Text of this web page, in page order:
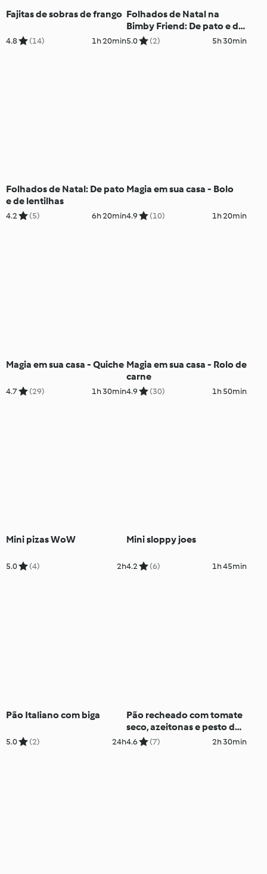
Fajitas de sobras de frango
4.8 (14) 1h 20min
Folhados de Natal na
Bimby Friend: De pato e de
lentilhas
5.0 (2) 5h 30min
Folhados de Natal: De pato
e de lentilhas
4.2 (5) 6h 20min
Magia em sua casa - Bolo
4.9 (10) 1h 20min
Magia em sua casa - Quiche
4.7 (29) 1h 30min
Magia em sua casa - Rolo de
carne
4.9 (30) 1h 50min
Mini pizas WoW
5.0 (4) 2h
Mini sloppy joes
4.2 (6) 1h 45min
Pão Italiano com biga
5.0 (2) 24h
Pão recheado com tomate
seco, azeitonas e pesto de
manjericão
4.6 (7) 2h 30min